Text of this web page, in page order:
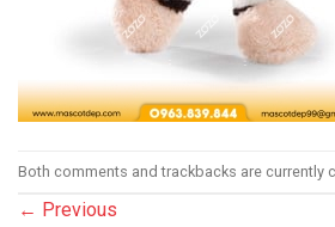
Both comments and trackbacks are currently
← Previous